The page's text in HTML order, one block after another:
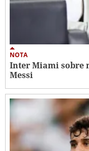
NOTA
Inter Miami sobre
Messi